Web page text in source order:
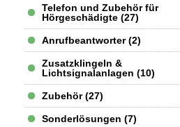
Telefon und Zubehör für
Hörgeschädigte (27)
Anrufbeantworter (2)
Zusatzklingeln &
Lichtsignalanlagen (10)
Zubehör (27)
Sonderlösungen (7)